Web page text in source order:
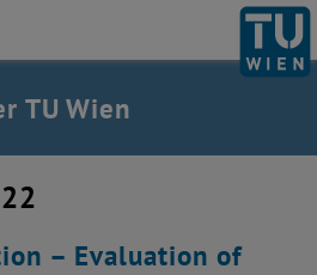
Startseite auflisten
TU Wien
– Evaluation of